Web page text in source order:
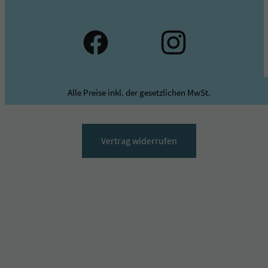
Alle Preise inkl. der gesetzlichen MwSt.
Vertrag widerrufen